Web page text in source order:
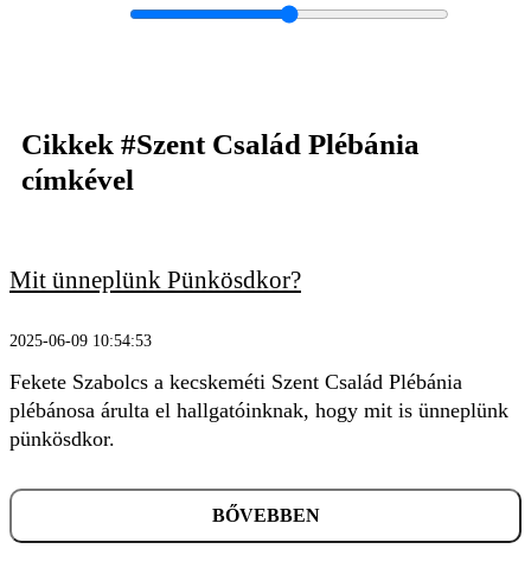
KERESÉS
Cikkek #Szent Család Plébánia
címkével
Mit ünneplünk Pünkösdkor?
2025-06-09 10:54:53
Fekete Szabolcs a kecskeméti Szent Család Plébánia
plébánosa árulta el hallgatóinknak, hogy mit is ünneplünk
pünkösdkor.
BŐVEBBEN